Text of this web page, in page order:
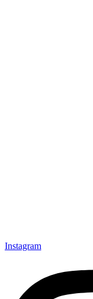
Instagram